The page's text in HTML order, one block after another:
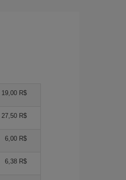
19,00 R$
27,50 R$
6,00 R$
6,38 R$